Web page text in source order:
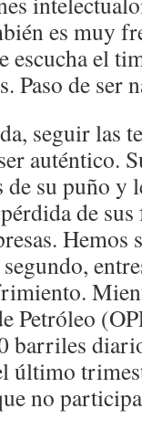
es muy
escucha el
Paso de ser
seguir las
auténtico.
su puño y
de
Petróleo
barriles
último
no